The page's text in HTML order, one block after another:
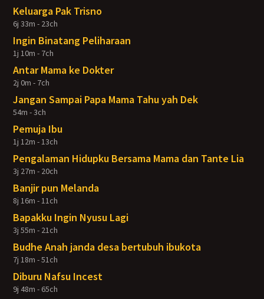
Keluarga Pak Trisno
6j 33m - 23ch
Ingin Binatang Peliharaan
1j 10m - 7ch
Antar Mama ke Dokter
2j 0m - 7ch
Jangan Sampai Papa Mama Tahu yah Dek
54m - 3ch
Pemuja Ibu
1j 12m - 13ch
Pengalaman Hidupku Bersama Mama dan Tante Lia
3j 27m - 20ch
Banjir pun Melanda
8j 16m - 11ch
Bapakku Ingin Nyusu Lagi
3j 55m - 21ch
Budhe Anah janda desa bertubuh ibukota
7j 18m - 51ch
Diburu Nafsu Incest
9j 48m - 65ch